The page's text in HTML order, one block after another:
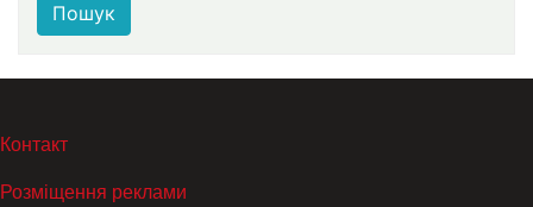
Пошук
МЕНЮ В ПОДВАЛЕ
Контакт
Розміщення реклами